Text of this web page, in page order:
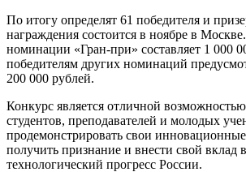
По итогу определят 61 победителя и
награждения состоится в ноябре в
номинации «Гран-при» составляет 1 000
победителям других номинаций
200 000 рублей.
Конкурс является отличной
студентов, преподавателей и молодых
продемонстрировать свои инновационные
получить признание и внести свой вклад
технологический прогресс России.